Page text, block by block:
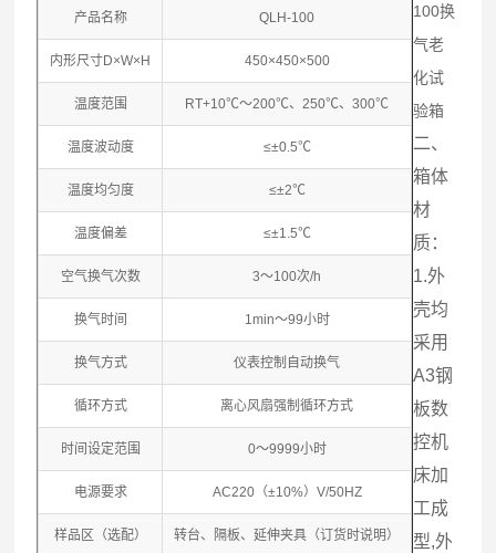
产品名称 QLH-100
内形尺寸D×W×H 450×450×500
温度范围 RT+10℃～200℃、250℃、300℃
温度波动度 ≤±0.5℃
温度均匀度 ≤±2℃
温度偏差 ≤±1.5℃
空气换气次数 3～100次/h
换气时间 1min～99小时
换气方式 仪表控制自动换气
循环方式 离心风扇强制循环方式
时间设定范围 0～9999小时
电源要求 AC220（±10%）V/50HZ
样品区（选配） 转台、隔板、延伸夹具（订货时说明）
100换
气老
化试
验箱
二、
箱体
材
质：
1.外
壳均
采用
A3钢
板数
控机
床加
工成
型,外